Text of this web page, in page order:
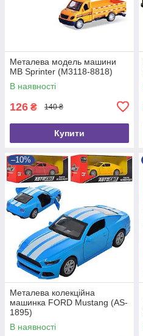
Металева модель машини
MB Sprinter (M3118-8818)
В наявності
126 ₴ 140 ₴
Купити
–10%
Металева колекційна
машинка FORD Mustang (AS-
1895)
В наявності